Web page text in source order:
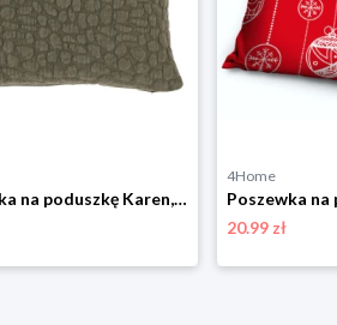
Poszewka na poduszkę Karen, 45 x 45 cm, oliwkowazieleń 4-Home
4Home
20.99 zł